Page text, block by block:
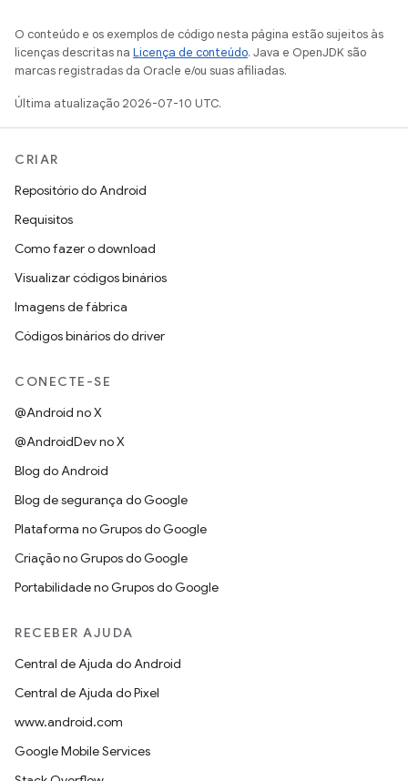
O conteúdo e os exemplos de código nesta página estão sujeitos às
licenças descritas na Licença de conteúdo. Java e OpenJDK são
marcas registradas da Oracle e/ou suas afiliadas.
Última atualização 2026-07-10 UTC.
CRIAR
Repositório do Android
Requisitos
Como fazer o download
Visualizar códigos binários
Imagens de fábrica
Códigos binários do driver
CONECTE-SE
@Android no X
@AndroidDev no X
Blog do Android
Blog de segurança do Google
Plataforma no Grupos do Google
Criação no Grupos do Google
Portabilidade no Grupos do Google
RECEBER AJUDA
Central de Ajuda do Android
Central de Ajuda do Pixel
www.android.com
Google Mobile Services